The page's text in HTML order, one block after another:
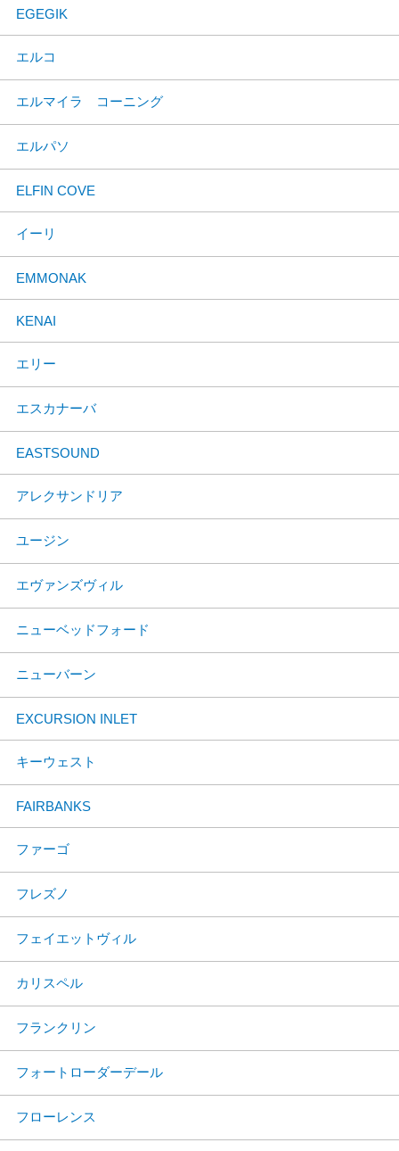
EGEGIK
エルコ
エルマイラ コーニング
エルパソ
ELFIN COVE
イーリ
EMMONAK
KENAI
エリー
エスカナーバ
EASTSOUND
アレクサンドリア
ユージン
エヴァンズヴィル
ニューベッドフォード
ニューバーン
EXCURSION INLET
キーウェスト
FAIRBANKS
ファーゴ
フレズノ
フェイエットヴィル
カリスペル
フランクリン
フォートローダーデール
フローレンス